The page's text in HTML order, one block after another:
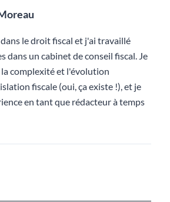
le droit fiscal et j'ai travaillé
dans un cabinet de conseil fiscal. Je
complexité et l'évolution
fiscale (oui, ça existe !), et je
en tant que rédacteur à temps